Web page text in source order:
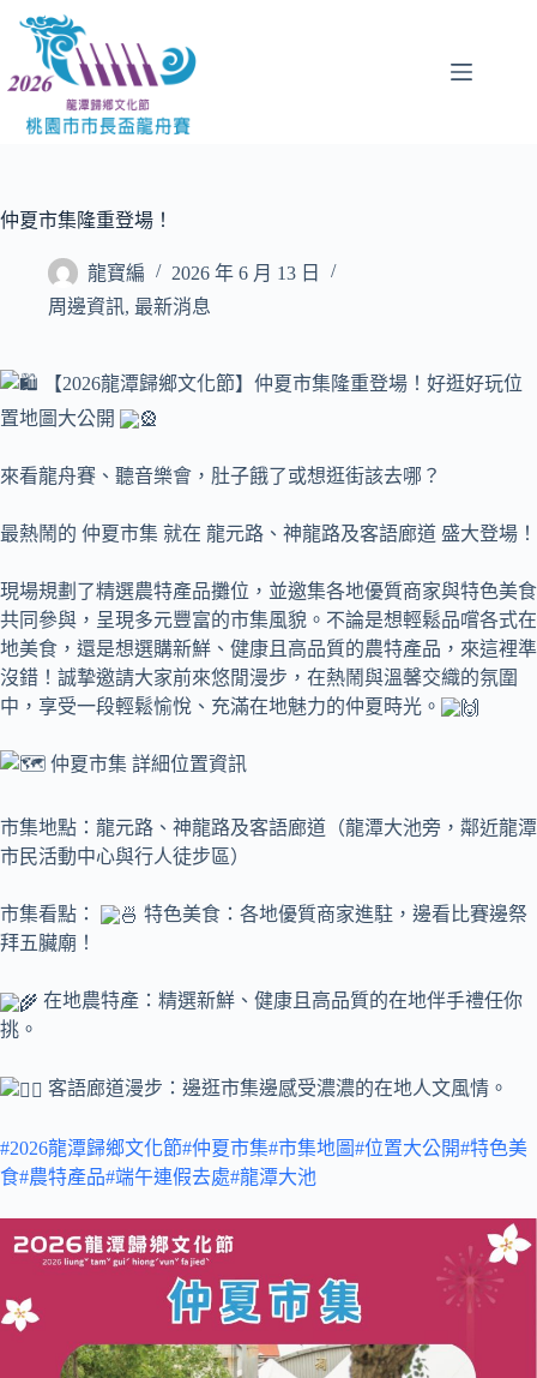
主
仲夏市集隆重登場！
龍寶編
2026 年 6 月 13 日
周邊資訊, 最新消息
【2026龍潭歸鄉文化節】仲夏市集隆重登場！好逛好玩位
置地圖大公開
來看龍舟賽、聽音樂會，肚子餓了或想逛街該去哪？
最熱鬧的 仲夏市集 就在 龍元路、神龍路及客語廊道 盛大登場！
現場規劃了精選農特產品攤位，並邀集各地優質商家與特色美食
共同參與，呈現多元豐富的市集風貌。不論是想輕鬆品嚐各式在
地美食，還是想選購新鮮、健康且高品質的農特產品，來這裡準
沒錯！誠摯邀請大家前來悠閒漫步，在熱鬧與溫馨交織的氛圍
中，享受一段輕鬆愉悅、充滿在地魅力的仲夏時光。
仲夏市集 詳細位置資訊
市集地點：龍元路、神龍路及客語廊道（龍潭大池旁，鄰近龍潭
市民活動中心與行人徒步區）
市集看點：
特色美食：各地優質商家進駐，邊看比賽邊祭
拜五臟廟！
在地農特產：精選新鮮、健康且高品質的在地伴手禮任你
挑。
客語廊道漫步：邊逛市集邊感受濃濃的在地人文風情。
#2026龍潭歸鄉文化節#仲夏市集#市集地圖#位置大公開#特色美
食#農特產品#端午連假去處#龍潭大池